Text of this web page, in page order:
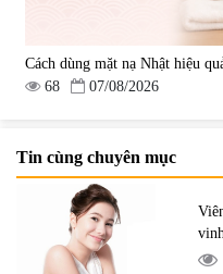
Cách dùng mặt nạ Nhật hiệu
68
07/08/2026
Tin cùng chuyên mục